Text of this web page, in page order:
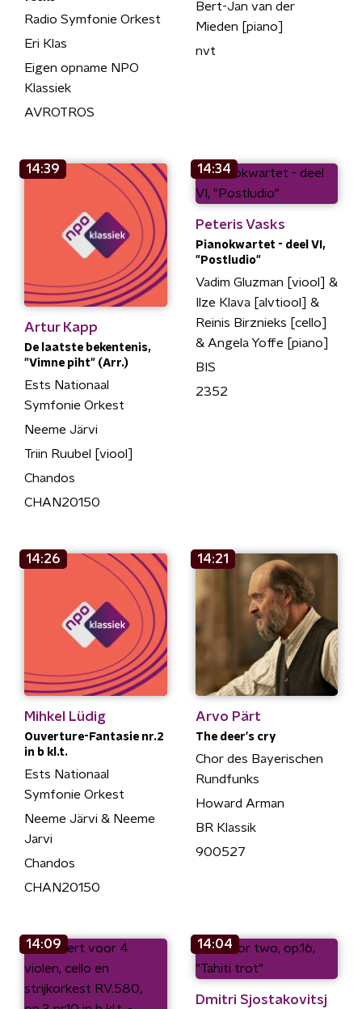
Radio Symfonie Orkest
Eri Klas
Eigen opname NPO
Klassiek
AVROTROS
Bert-Jan van der
Mieden [piano]
nvt
14:39
Artur Kapp
De laatste bekentenis,
"Vimne piht" (Arr.)
Ests Nationaal
Symfonie Orkest
Neeme Järvi
Triin Ruubel [viool]
Chandos
CHAN20150
14:34
Peteris Vasks
Pianokwartet - deel VI,
"Postludio"
Vadim Gluzman [viool] &
Ilze Klava [alvtiool] &
Reinis Birznieks [cello]
& Angela Yoffe [piano]
BIS
2352
14:26
Mihkel Lüdig
Ouverture-Fantasie nr.2
in b kl.t.
Ests Nationaal
Symfonie Orkest
Neeme Järvi & Neeme
Jarvi
Chandos
CHAN20150
14:21
Arvo Pärt
The deer's cry
Chor des Bayerischen
Rundfunks
Howard Arman
BR Klassik
900527
14:09 14:04
Dmitri Sjostakovitsj